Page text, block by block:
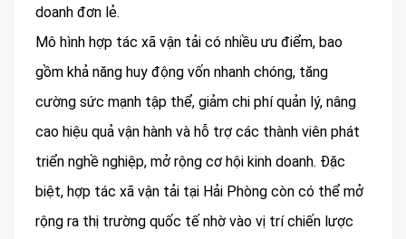
doanh đơn lẻ.
Mô hình hợp tác xã vận tải có nhiều ưu điểm, bao
gồm khả năng huy động vốn nhanh chóng, tăng
cường sức mạnh tập thể, giảm chi phí quản lý, nâng
cao hiệu quả vận hành và hỗ trợ các thành viên phát
triển nghề nghiệp, mở rộng cơ hội kinh doanh. Đặc
biệt, hợp tác xã vận tải tại Hải Phòng còn có thể mở
rộng ra thị trường quốc tế nhờ vào vị trí chiến lược